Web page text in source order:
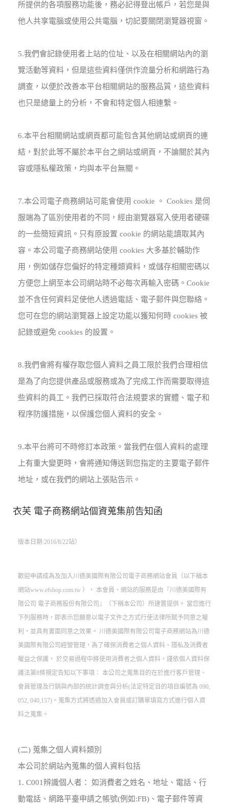
所提供的各項服務功能後，務必記得登出帳戶，若您是與
他人共享電腦或使用公共電腦，切記要關閉瀏覽器視窗。
5.我們會記錄使用者上站的位址、以及在相關網站內的瀏
覽活動等資料，但是這些資料僅供作流量分析和網路行為
調查，以便於改善本平台相關網站的服務品質，這些資料
也只是總量上的分析，不會和特定個人相連繫。
6.本平台相關網站或網頁都可能包含其他網站或網頁的連
結，對於此等不屬於本平台之網站或網頁，不論關於其內
容或隱私權政策，均與本平台無關。
7.本公司電子商務網站可能會使用 cookie 。 Cookies 是伺
服端為了區別使用者的不同，經由瀏覽器寫入使用者硬碟
的一些簡短資訊。只有原設置 cookie 的網站能讀取其內
容。本公司電子商務網站使用 cookies 大多基於輔助作
用，例如儲存您偏好的特定種類資料，或儲存相關密碼以
方便您上網至本公司網站時不必每次再輸入密碼。Cookie
並不含任何資料足使他人透過電話、電子郵件與您聯絡。
您可在您的網站瀏覽器上設定功能以獲知何時 cookies 被
記錄或避免 cookies 的設置。
8.我們會將有權存取您個人資料之員工限於我們合理相信
是為了向您提供產品或服務或為了完成工作而需要取得這
些資料的員工。我們已採取符合法規要求的實體、電子和
程序防護措施，以保護您個人資料的安全。
9.本平台將可不時修訂本政策。當我們在個人資料的處理
上有重大變更時，會將通知傳送到您指定的主要電子郵件
地址，或在我們的網站上張貼告示。
衣芙 電子商務網站個資蒐集前告知函
版本日期:2016/8/22站）
歡迎申請成為及加入川德美國際有限公司電子商務網站會員（以下稱本
網站www.efshop.com.tw ）， 本會員、網站的服務是由『川德美國際有
限公司 電子商務股份有限公司』（下稱本公司）所建置提供。 當您進行
下列服務時，即表示您願意以電子文件之方式行使法律所賦予同意之權
利，並具有書面同意之效果。 川德美國際有限公司電子商務網站為川德
美國際有限公司經營管理，為了確保消費者之個人資料、隱私及消費者
權益之保護， 於交易過程中將使用消費者之個人資料，謹依個人資料保
護法第8條規定告知以下事項： 本公司之蒐集目的在於進行客戶管理、
會員管理及行銷與內部的統計調查與分析(法定特定目的項目編號為 090,
052, 040,157)。蒐集方式將透過加入會員或訂購單填寫方式進行個人資
料之蒐集。
(二) 蒐集之個人資料類別
本公司於網站內蒐集的個人資料包括
1. C001辨識個人者： 如消費者之姓名、地址、電話、行
動電話、網路平臺申請之帳號(例如:FB)、電子郵件等資